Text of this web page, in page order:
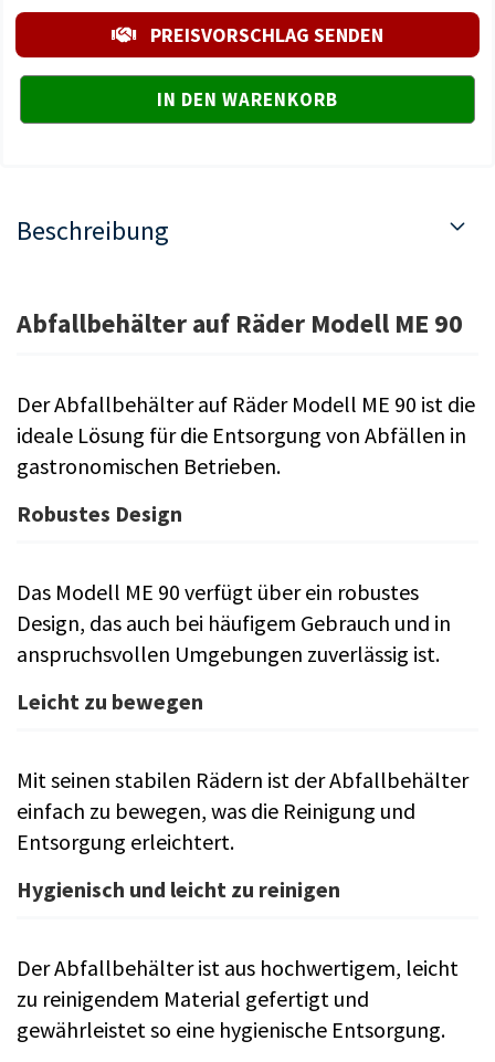
PREISVORSCHLAG SENDEN
Beschreibung
Abfallbehälter auf Räder Modell ME 90
Der Abfallbehälter auf Räder Modell ME 90 ist die
ideale Lösung für die Entsorgung von Abfällen in
gastronomischen Betrieben.
Robustes Design
Das Modell ME 90 verfügt über ein robustes
Design, das auch bei häufigem Gebrauch und in
anspruchsvollen Umgebungen zuverlässig ist.
Leicht zu bewegen
Mit seinen stabilen Rädern ist der Abfallbehälter
einfach zu bewegen, was die Reinigung und
Entsorgung erleichtert.
Hygienisch und leicht zu reinigen
Der Abfallbehälter ist aus hochwertigem, leicht
zu reinigendem Material gefertigt und
gewährleistet so eine hygienische Entsorgung.